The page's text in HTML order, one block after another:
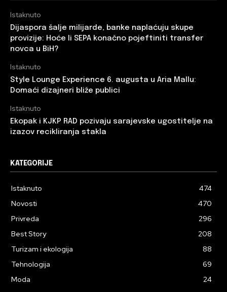
Istaknuto
Dijaspora šalje milijarde, banke naplaćuju skupe
provizije: Hoće li SEPA konačno pojeftiniti transfer
novca u BiH?
Istaknuto
Style Lounge Experience 6. augusta u Aria Mallu:
Domaći dizajneri bliže publici
Istaknuto
Ekopak i KJKP RAD pozivaju sarajevske ugostitelje na
izazov recikliranja stakla
KATEGORIJE
Istaknuto
474
Novosti
470
Privreda
296
Best Story
208
Turizam i ekologija
88
Tehnologija
69
Moda
24